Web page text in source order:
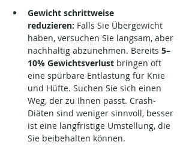
Gewicht schrittweise
reduzieren: Falls Sie Übergewicht
haben, versuchen Sie langsam, aber
nachhaltig abzunehmen. Bereits 5–
10% Gewichtsverlust bringen oft
eine spürbare Entlastung für Knie
und Hüfte. Suchen Sie sich einen
Weg, der zu Ihnen passt. Crash-
Diäten sind weniger sinnvoll, besser
ist eine langfristige Umstellung, die
Sie beibehalten können.